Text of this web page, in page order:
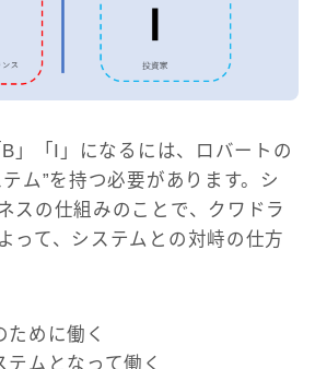
B」「I」になるには、ロバートの
ム”を持つ必要があります。シ
スの仕組みのことで、クワドラ
って、システムとの対峙の仕方
めに働く
ムとなって働く